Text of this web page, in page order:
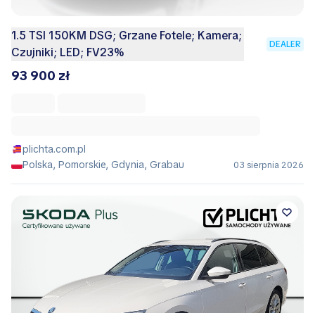
1.5 TSI 150KM DSG; Grzane Fotele; Kamera;
Czujniki; LED; FV23%
DEALER
93 900 zł
plichta.com.pl
Polska, Pomorskie, Gdynia, Grabau
03 sierpnia 2026